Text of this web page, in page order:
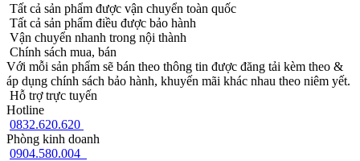
Tất cả sản phẩm được vận chuyển toàn quốc
Tất cả sản phẩm điều được bảo hành
Vận chuyển nhanh trong nội thành
Chính sách mua, bán
Với mỗi sản phẩm sẽ bán theo thông tin được đăng tải kèm theo &
áp dụng chính sách bảo hành, khuyến mãi khác nhau theo niêm yết.
Hỗ trợ trực tuyến
Hotline
0832.620.620
Phòng kinh doanh
0904.580.004